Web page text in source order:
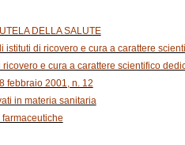
DELLA SALUTE
di ricovero e cura a carattere
e cura a carattere scientifico
febbraio 2001, n. 12
in materia sanitaria